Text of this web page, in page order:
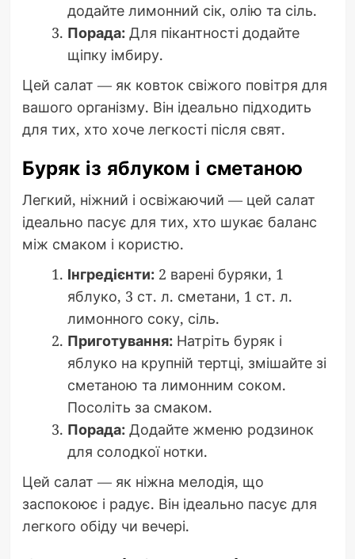
додайте лимонний сік, олію та сіль.
Порада:Для пікантності додайте
щіпку імбиру.
Цей салат — як ковток свіжого повітря для
вашого організму. Він ідеально підходить
для тих, хто хоче легкості після свят.
Буряк із яблуком і сметаною
Легкий, ніжний і освіжаючий — цей салат
ідеально пасує для тих, хто шукає баланс
між смаком і користю.
Інгредієнти:2 варені буряки, 1
яблуко, 3 ст. л. сметани, 1 ст. л.
лимонного соку, сіль.
Приготування:Натріть буряк і
яблуко на крупній тертці, змішайте зі
сметаною та лимонним соком.
Посоліть за смаком.
Порада:Додайте жменю родзинок
для солодкої нотки.
Цей салат — як ніжна мелодія, що
заспокоює і радує. Він ідеально пасує для
легкого обіду чи вечері.